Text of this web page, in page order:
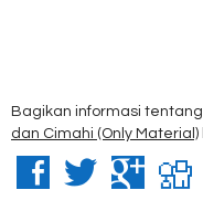
Bagikan informasi tentang
dan Cimahi (Only Material)